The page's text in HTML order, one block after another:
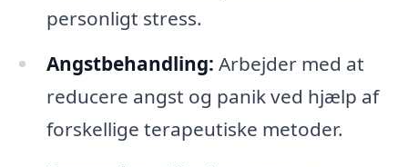
personligt stress.
Angstbehandling: Arbejder med at
reducere angst og panik ved hjælp af
forskellige terapeutiske metoder.